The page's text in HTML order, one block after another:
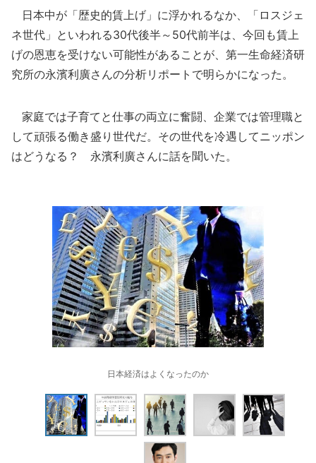
日本中が「歴史的賃上げ」に浮かれるなか、「ロスジェ
ネ世代」といわれる30代後半～50代前半は、今回も賃上
げの恩恵を受けない可能性があることが、第一生命経済研
究所の永濱利廣さんの分析リポートで明らかになった。
家庭では子育てと仕事の両立に奮闘、企業では管理職と
して頑張る働き盛り世代だ。その世代を冷遇してニッポン
はどうなる？ 永濱利廣さんに話を聞いた。
日本経済はよくなったのか